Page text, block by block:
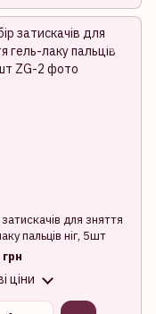
для зняття
пальців ніг, 5шт
ціни